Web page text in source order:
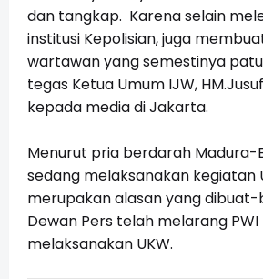
dan tangkap. Karena selain
institusi Kepolisian, juga
wartawan yang semestinya
tegas Ketua Umum IJW, HM.Jusuf
kepada media di Jakarta.
Menurut pria berdarah Madura-
sedang melaksanakan kegiatan
merupakan alasan yang dibuat-
Dewan Pers telah melarang
melaksanakan UKW.